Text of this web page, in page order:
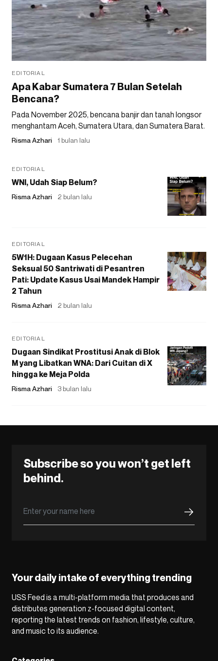
EDITORIAL
Apa Kabar Sumatera 7 Bulan Setelah
Bencana?
Pada November 2025, bencana banjir dan tanah longsor
menghantam Aceh, Sumatera Utara, dan Sumatera Barat.
Risma Azhari 1 bulan lalu
EDITORIAL
WNI, Udah Siap Belum?
Risma Azhari 2 bulan lalu
EDITORIAL
5W1H: Dugaan Kasus Pelecehan
Seksual 50 Santriwati di Pesantren
Pati: Update Kasus Usai Mandek Hampir
2 Tahun
Risma Azhari 2 bulan lalu
EDITORIAL
Dugaan Sindikat Prostitusi Anak di Blok
M yang Libatkan WNA: Dari Cuitan di X
hingga ke Meja Polda
Risma Azhari 3 bulan lalu
Subscribe so you won’t get left
behind.
Your daily intake of everything trending
USS Feed is a multi-platform media that produces and
distributes generation z-focused digital content,
reporting the latest trends on fashion, lifestyle, culture,
and music to its audience.